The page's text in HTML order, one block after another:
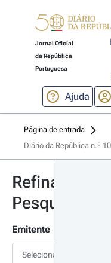
Jornal Oficial
da República
Portuguesa
Ajuda
Página de entrada
Diário da República n.º
Refinar
Pesquisa
Emitente
Selecionar